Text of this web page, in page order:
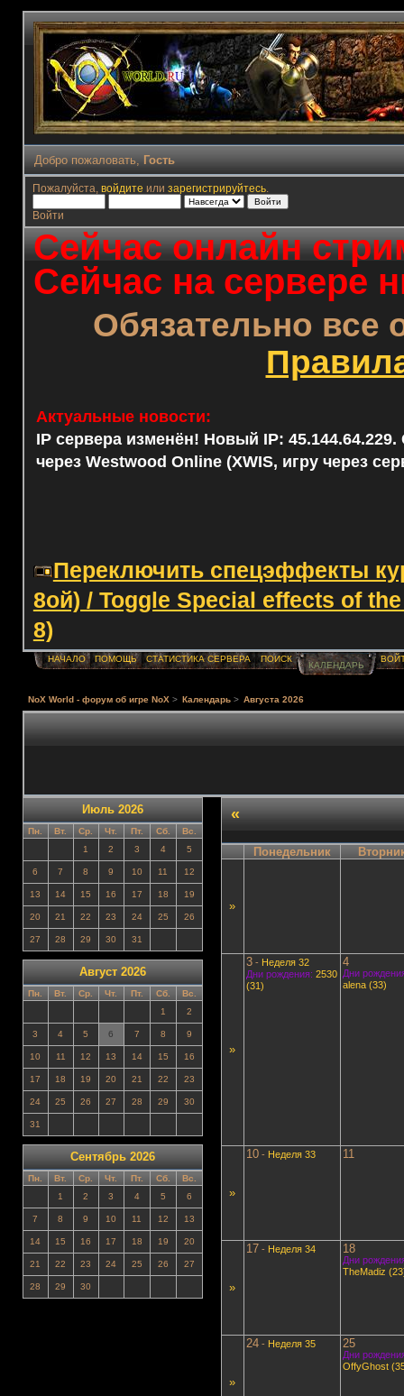
Добро пожаловать, Гость
Пожалуйста, войдите или зарегистрируйтесь.
Войти
Сейчас онлайн
Сейчас на сервере
Обязательно все
Актуальные новости:
IP сервера изменён! Новый IP: 45.144.64.229.
через Westwood Online (XWIS, игру через
Переключить спецэффекты
8ой) / Toggle Special effects of
8)
НАЧАЛО ПОМОЩЬ СТАТИСТИКА СЕРВЕРА ПОИСК
КАЛЕНДАРЬ
NoX World - форум об игре NoX > Календарь > Августа 2026
Июль 2026
Пн. Вт. Ср. Чт. Пт. Сб.
Вс.
1
2 3 4 5
6 7 8 9 10 11 12
13 14 15 16 17 18 19
20 21 22 23 24 25 26
27 28 29 30 31
Август 2026
Пн. Вт. Ср. Чт. Пт. Сб.
Вс.
1
2
3 4 5 6 7 8 9
10 11 12 13 14 15 16
17 18 19 20 21 22 23
24 25 26 27 28 29 30
31
Сентябрь 2026
Пн. Вт. Ср. Чт. Пт. Сб.
Вс.
1
2 3 4 5 6
7 8 9 10 11 12 13
14 15 16 17 18 19 20
21 22 23 24 25 26 27
28 29 30
«
Понедельник
»
»
3- Неделя 32
Дни рождения: 2530
(31)
4
Дни
alena (33)
»
10- Неделя 33 11
»
17- Неделя 34 18
Дни
TheMadiz
»
24- Неделя 35 25
Дни
OffyGhost